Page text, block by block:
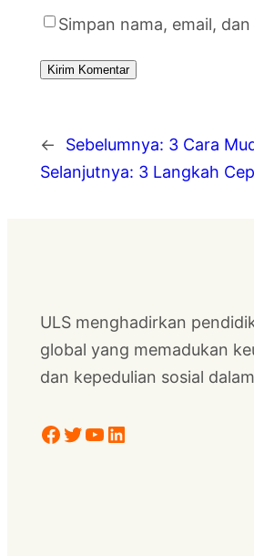
Simpan nama, email,
← Sebelumnya: 3 Cara
Selanjutnya: 3 Langkah
ULS menghadirkan
global yang memadukan
dan kepedulian sosial
Facebook Twitter YouTube LinkedIn